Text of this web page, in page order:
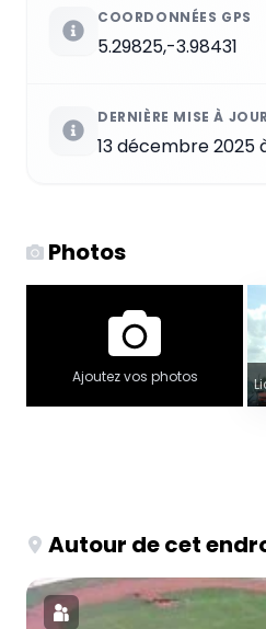
COORDONNÉES GPS
5.29825,-3.98431
DERNIÈRE MISE À JOUR
13 décembre 2025
Photos
Ajoutez vos photos
Autour de cet